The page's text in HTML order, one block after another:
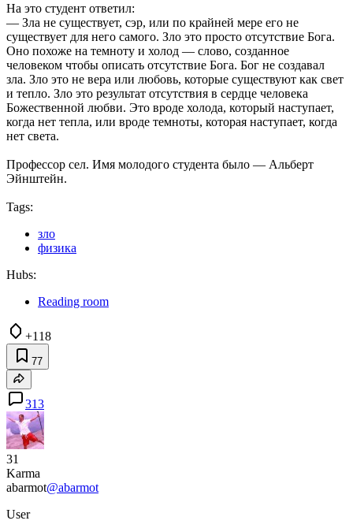
На это студент ответил:
— Зла не существует, сэр, или по крайней мере его не
существует для него самого. Зло это просто отсутствие Бога.
Оно похоже на темноту и холод — слово, созданное
человеком чтобы описать отсутствие Бога. Бог не создавал
зла. Зло это не вера или любовь, которые существуют как свет
и тепло. Зло это результат отсутствия в сердце человека
Божественной любви. Это вроде холода, который наступает,
когда нет тепла, или вроде темноты, которая наступает, когда
нет света.
Профессор сел. Имя молодого студента было — Альберт
Эйнштейн.
Tags:
зло
физика
Hubs:
Reading room
+118
77
313
31
Karma
abarmot@abarmot
User